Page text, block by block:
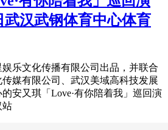
武汉武钢体育中心体育
乐文化传播有限公司出品，并联合
媒有限公司、武汉美域高科技发展
安又琪「Love·有你陪着我」巡回演
站